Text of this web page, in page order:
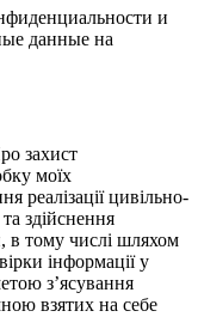
и
данные на
захист
моїх
реалізації цивільно-
здійснення
в тому числі шляхом
інформації у
з’ясування
взятих на себе